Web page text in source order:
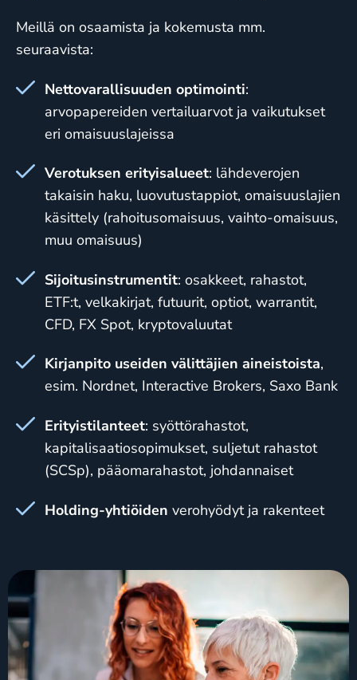
Meillä on osaamista ja kokemusta mm.
seuraavista:
Nettovarallisuuden optimointi:
arvopapereiden vertailuarvot ja vaikutukset
eri omaisuuslajeissa
Verotuksen erityisalueet: lähdeverojen
takaisin haku, luovutustappiot, omaisuuslajien
käsittely (rahoitusomaisuus, vaihto-omaisuus,
muu omaisuus)
Sijoitusinstrumentit: osakkeet, rahastot,
ETF:t, velkakirjat, futuurit, optiot, warrantit,
CFD, FX Spot, kryptovaluutat
Kirjanpito useiden välittäjien aineistoista,
esim. Nordnet, Interactive Brokers, Saxo Bank
Erityistilanteet: syöttörahastot,
kapitalisaatiosopimukset, suljetut rahastot
(SCSp), pääomarahastot, johdannaiset
Holding-yhtiöiden verohyödyt ja rakenteet